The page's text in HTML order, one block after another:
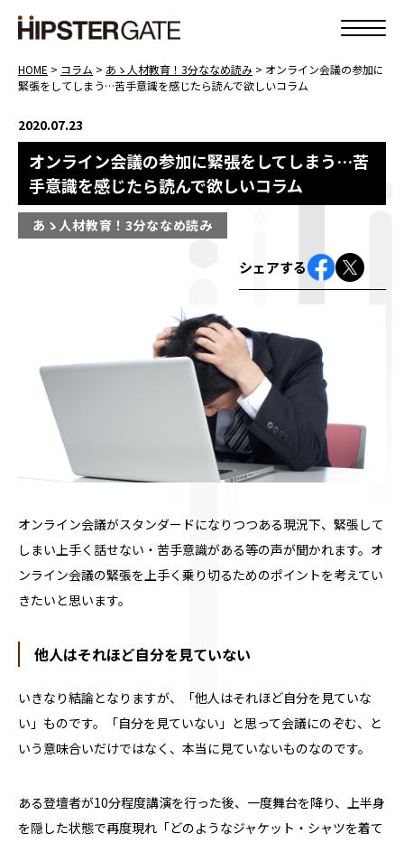
HOME > コラム > あゝ人材教育！3分ななめ読み > オンライン会議の参加に
緊張をしてしまう…苦手意識を感じたら読んで欲しいコラム
2020.07.23
オンライン会議の参加に緊張をしてしまう…苦
手意識を感じたら読んで欲しいコラム
あゝ人材教育！3分ななめ読み
シェアする
オンライン会議がスタンダードになりつつある現況下、緊張して
しまい上手く話せない・苦手意識がある等の声が聞かれます。オ
ンライン会議の緊張を上手く乗り切るためのポイントを考えてい
きたいと思います。
他人はそれほど自分を見ていない
いきなり結論となりますが、「他人はそれほど自分を見ていな
い」ものです。「自分を見ていない」と思って会議にのぞむ、と
いう意味合いだけではなく、本当に見ていないものなのです。
ある登壇者が10分程度講演を行った後、一度舞台を降り、上半身
を隠した状態で再度現れ「どのようなジャケット・シャツを着て